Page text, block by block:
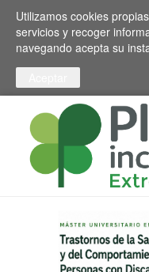
Pasar al contenido principal
Toggle high contrast
Utilizamos cookies
servicios y recoger
navegando acepta su